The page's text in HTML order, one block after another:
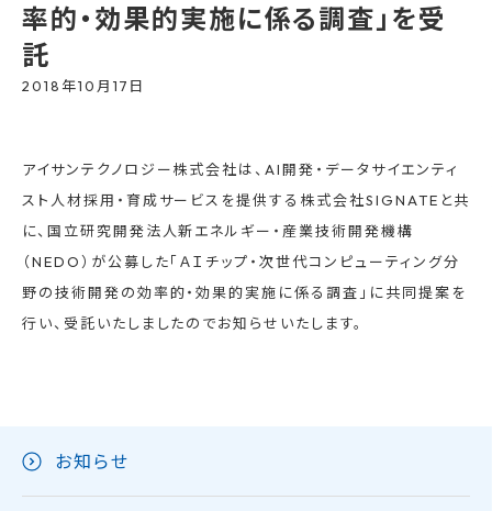
率的・効果的実施に係る調査」を受
託
2018年10月17日
アイサンテクノロジー株式会社は、AI開発・データサイエンティ
スト人材採用・育成サービスを提供する株式会社SIGNATEと共
に、国立研究開発法人新エネルギー・産業技術開発機構
（NEDO）が公募した「ＡＩチップ・次世代コンピューティング分
野の技術開発の効率的・効果的実施に係る調査」に共同提案を
行い、受託いたしましたのでお知らせいたします。
お知らせ